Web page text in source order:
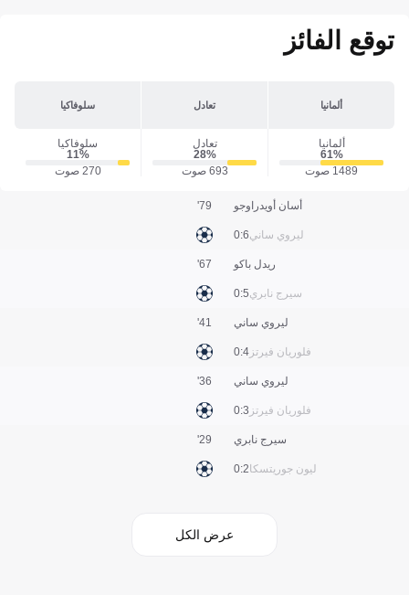
توقع الفائز
ألمانيا تعادل سلوفاكيا
ألمانيا
61‎%‎
1489 صوت
تعادل
28‎%‎
693 صوت
سلوفاكيا
11‎%‎
270 صوت
أسان أويدراوجو
ليروي ساني6:0
79'
ريدل باكو
سيرج نابري5:0
67'
ليروي ساني
فلوريان فيرتز 4:0
41'
ليروي ساني
فلوريان فيرتز 3:0
36'
سيرج نابري
ليون جوريتسكا2:0
29'
عرض الكل